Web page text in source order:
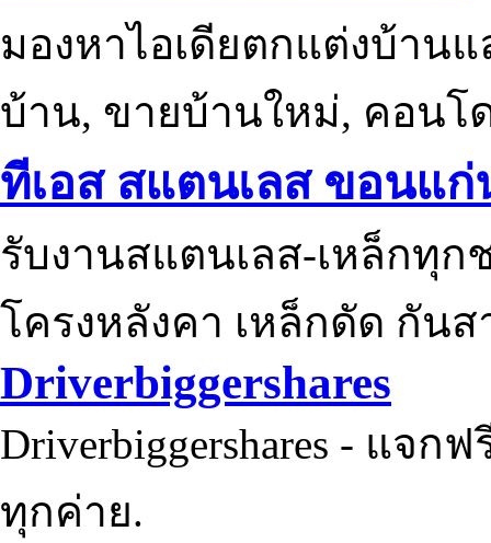
มองหาไอเดียตกแต่งบ้าน
บ้าน, ขายบ้านใหม่, คอนโ
ทีเอส สแตนเลส ขอนแก่
รับงานสแตนเลส-เหล็กทุ
โครงหลังคา เหล็กดัด กัน
Driverbiggershares
Driverbiggershares - แจก
ทุกค่าย.